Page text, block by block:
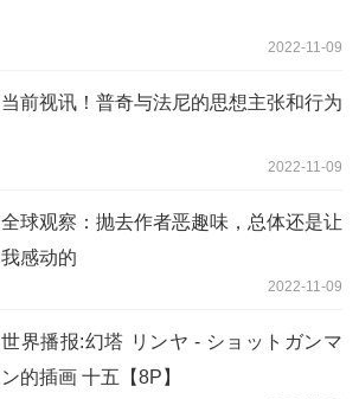
2022-11-09
当前视讯！普奇与法尼的思想主张和行为
2022-11-09
全球观察：抛去作者恶趣味，总体还是让
我感动的
2022-11-09
世界播报:幻塔 リンヤ - ショットガンマ
ン的插画 十五【8P】